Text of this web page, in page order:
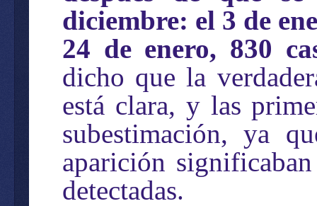
diciembre: el 3 de
24 de enero, 830
dicho que la
está clara, y las
subestimación, ya
aparición
detectadas.